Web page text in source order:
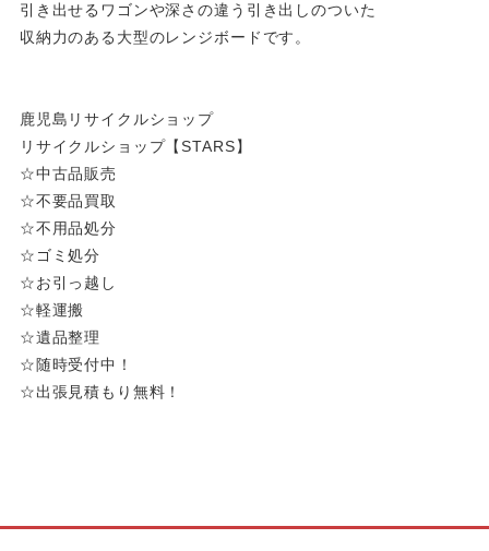
引き出せるワゴンや深さの違う引き出しのついた
収納力のある大型のレンジボードです。
鹿児島リサイクルショップ
リサイクルショップ【STARS】
☆中古品販売
☆不要品買取
☆不用品処分
☆ゴミ処分
☆お引っ越し
☆軽運搬
☆遺品整理
☆随時受付中！
☆出張見積もり無料！